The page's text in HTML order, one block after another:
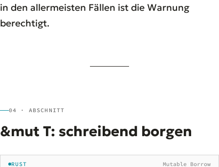
in den allermeisten Fällen ist die Warnung
berechtigt.
04 · ABSCHNITT
&mut T: schreibend borgen
RUST Mutable Borrow